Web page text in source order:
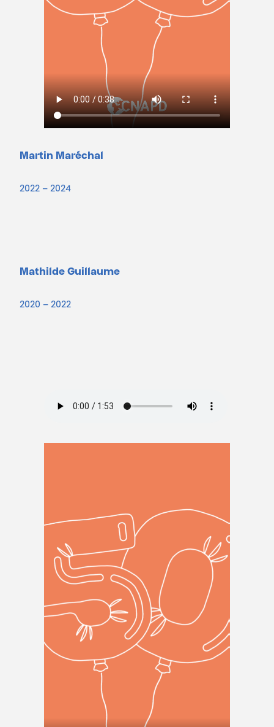
Martin Maréchal
2022 – 2024
Mathilde Guillaume
2020 – 2022